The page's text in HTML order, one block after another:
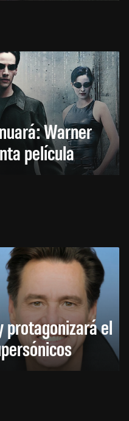
Warner
película
protagonizará el